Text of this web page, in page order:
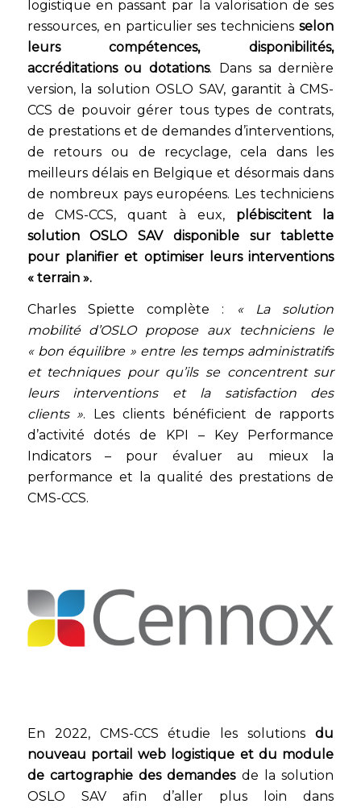
logistique en passant par la valorisation de ses
ressources, en particulier ses techniciensselon
leurs compétences, disponibilités,
accréditations ou dotations. Dans sa dernière
version, la solution OSLO SAV, garantit à CMS-
CCS de pouvoir gérer tous types de contrats,
de prestations et de demandes d’interventions,
de retours ou de recyclage, cela dans les
meilleurs délais en Belgique et désormais dans
de nombreux pays européens. Les techniciens
de CMS-CCS, quant à eux, plébiscitent la
solution OSLO SAV disponible sur tablette
pour planifier et optimiser leurs interventions
« terrain ».
Charles Spiette complète :
« La solution
mobilité d’OSLO propose aux techniciens le
« bon équilibre » entre les temps administratifs
et techniques pour qu’ils se concentrent sur
leurs interventions et la satisfaction des
clients ». Les clients bénéficient de rapports
d’activité dotés de KPI – Key Performance
Indicators – pour évaluer au mieux la
performance et la qualité des prestations de
CMS-CCS.
En 2022, CMS-CCS étudie les solutionsdu
nouveau portail web logistique et du module
de cartographie des demandesde la solution
OSLO SAV afin d’aller plus loin dans